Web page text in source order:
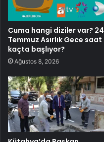
Cuma hangi diziler var? 24
Temmuz Asırlık Gece saat
kaçta başlıyor?
Ağustos 8, 2026